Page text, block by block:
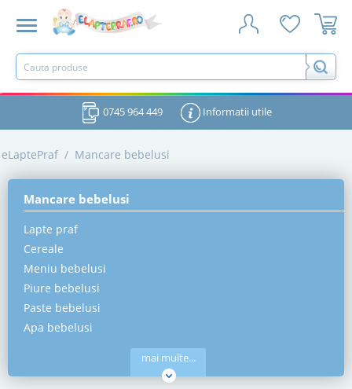
0745 964 449 Informatii utile
eLaptePraf / Mancare bebelusi
Mancare bebelusi
Lapte praf
Cereale
Meniu bebelusi
Piure bebelusi
Paste bebelusi
Apa bebelusi
mai multe...